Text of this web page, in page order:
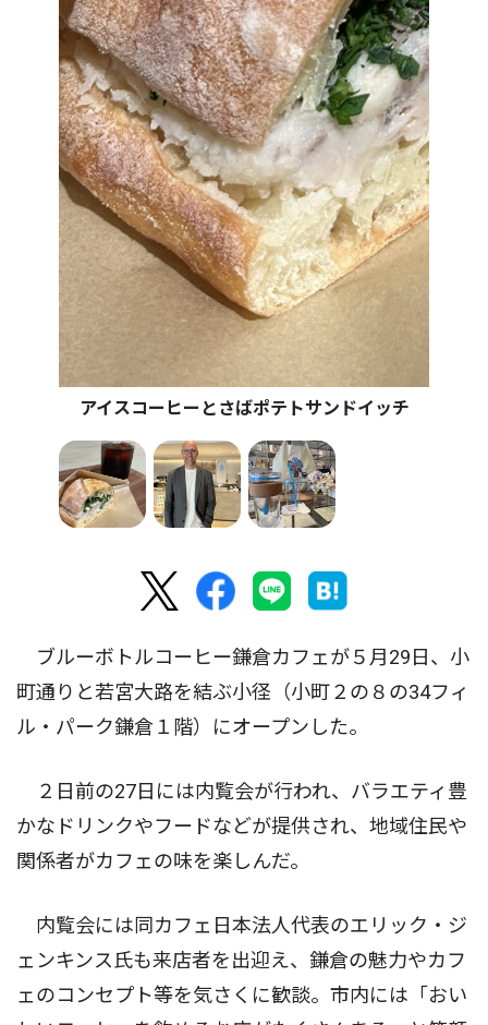
アイスコーヒーとさばポテトサンドイッチ
ブルーボトルコーヒー鎌倉カフェが５月29日、小
町通りと若宮大路を結ぶ小径（小町２の８の34フィ
ル・パーク鎌倉１階）にオープンした。
２日前の27日には内覧会が行われ、バラエティ豊
かなドリンクやフードなどが提供され、地域住民や
関係者がカフェの味を楽しんだ。
内覧会には同カフェ日本法人代表のエリック・ジ
ェンキンス氏も来店者を出迎え、鎌倉の魅力やカフ
ェのコンセプト等を気さくに歓談。市内には「おい